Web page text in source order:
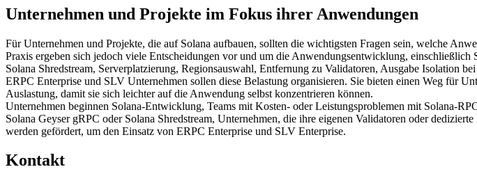
Unternehmen und Projekte im Fokus ihrer Anwendungen
Für Unternehmen und Projekte, die auf Solana aufbauen, sollten die wichtigsten Fragen sein, welche
Praxis ergeben sich jedoch viele Entscheidungen vor und um die Anwendungsentwicklung,
Solana Shredstream, Serverplatzierung, Regionsauswahl, Entfernung zu Validatoren, Ausgabe Isolation
ERPC Enterprise und SLV Unternehmen sollen diese Belastung organisieren. Sie bieten einen Weg für
Auslastung, damit sie sich leichter auf die Anwendung selbst konzentrieren können.
Unternehmen beginnen Solana-Entwicklung, Teams mit Kosten- oder Leistungsproblemen mit Solana-
Solana Geyser gRPC oder Solana Shredstream, Unternehmen, die ihre eigenen Validatoren oder
werden gefördert, um den Einsatz von ERPC Enterprise und SLV Enterprise.
Kontakt